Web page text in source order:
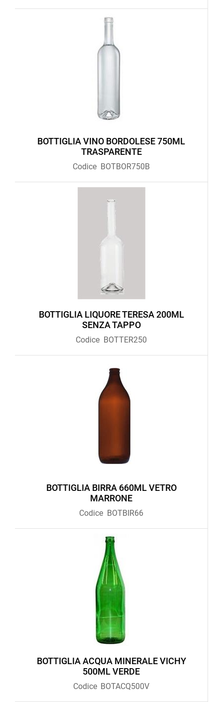
BOTTIGLIA VINO BORDOLESE 750ML
TRASPARENTE
Codice BOTBOR750B
BOTTIGLIA LIQUORE TERESA 200ML
SENZA TAPPO
Codice BOTTER250
BOTTIGLIA BIRRA 660ML VETRO
MARRONE
Codice BOTBIR66
BOTTIGLIA ACQUA MINERALE VICHY
500ML VERDE
Codice BOTACQ500V